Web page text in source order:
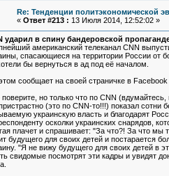
Re: Тенденции политэкономической
« Ответ #213 : 13 Июля 2014, 12:52:02 »
ударил в спину бандеровской
американский телеканал CNN
спасающиеся на территории России от
бы вернуться в ад под её началом.
сообщает на своей страничке в
но только что по CNN
(это по CNN-то!!!) показал
украинскую власть и благодарят
осколки украинских снарядов,
плачет и спрашивает: "За что?! За что мы
будущего для своих детей и постарается
"Я не вижу будущего для своих детей в
свидомые посмотрят эти кадры и увидят